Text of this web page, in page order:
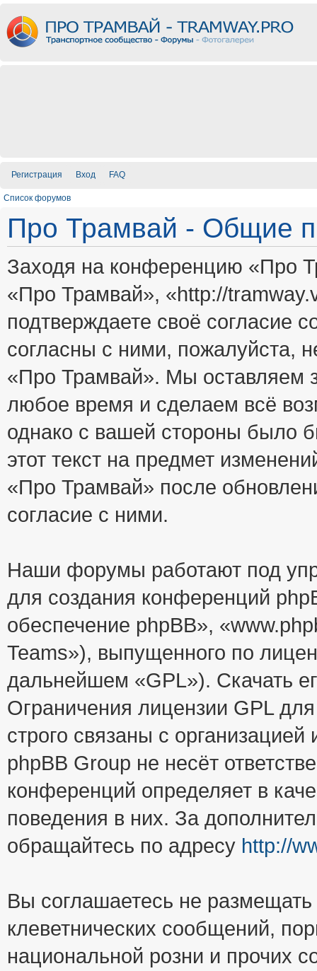
Регистрация Вход FAQ
Список форумов
Про Трамвай - Общие
Заходя на конференцию «Про
«Про Трамвай», «http://
подтверждаете своё
согласны с ними, пожалуйста,
«Про Трамвай». Мы оставляем
любое время и сделаем всё
однако с вашей стороны было
этот текст на предмет
«Про Трамвай» после
согласие с ними.
Наши форумы работают под
для создания конференций
обеспечение phpBB»,
Teams»), выпущенного по
дальнейшем «GPL»). Скачать
Ограничения лицензии GPL
строго связаны с
phpBB Group не несёт
конференций определяет в
поведения в них. За
обращайтесь по адресу http://
Вы соглашаетесь не
клеветнических сообщений,
национальной розни и прочих